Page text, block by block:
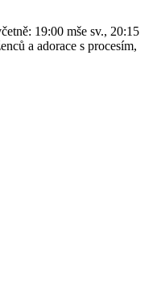
19:00 mše sv., 20:15
a adorace s procesím,